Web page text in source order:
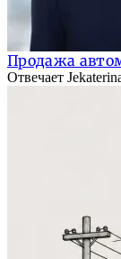
Продажа
Отвечает